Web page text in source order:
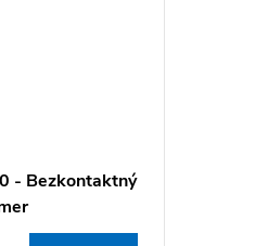
- Bezkontaktný